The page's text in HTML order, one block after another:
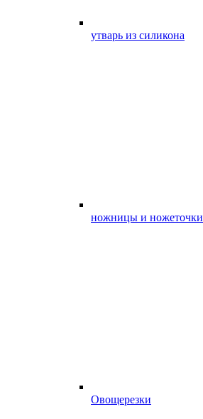
утварь из силикона
ножницы и ножеточки
Овощерезки